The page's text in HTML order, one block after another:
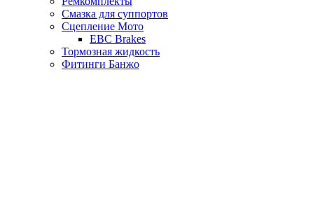
Смазка для суппортов
Сцепление Мото
EBC Brakes
Тормозная жидкость
Фитинги Банжо